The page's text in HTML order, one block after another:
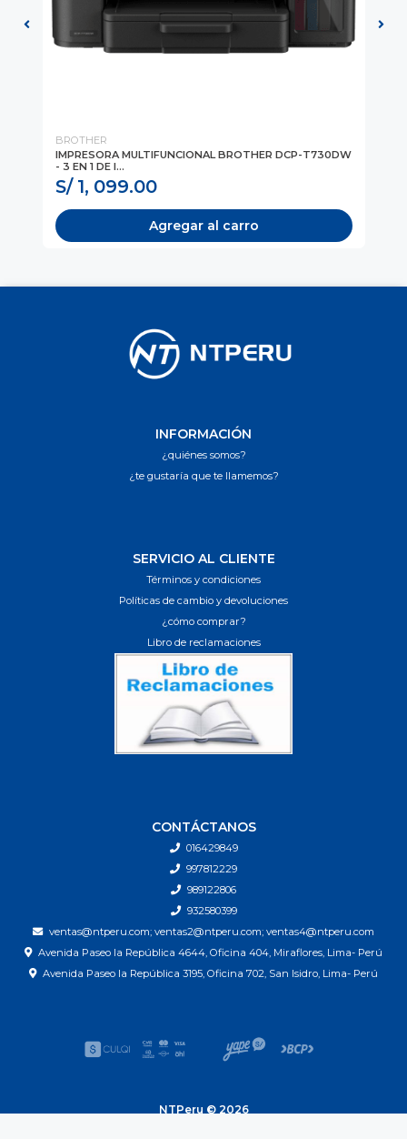
BROTHER
IMPRESORA MULTIFUNCIONAL BROTHER DCP-T730DW
- 3 EN 1 DE I...
S/ 1, 099.00
Agregar al carro
INFORMACIÓN
¿quiénes somos?
¿te gustaría que te llamemos?
SERVICIO AL CLIENTE
Términos y condiciones
Políticas de cambio y devoluciones
¿cómo comprar?
Libro de reclamaciones
CONTÁCTANOS
016429849
997812229
989122806
932580399
ventas@ntperu.com; ventas2@ntperu.com; ventas4@ntperu.com
Avenida Paseo la República 4644, Oficina 404, Miraflores, Lima- Perú
Avenida Paseo la República 3195, Oficina 702, San Isidro, Lima- Perú
NTPeru © 2026